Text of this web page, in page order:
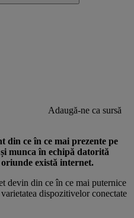
Adaugă-ne ca sursă
din ce în ce mai prezente pe
munca în echipă datorită
există internet.
devin din ce în ce mai puternice
dispozitivelor conectate